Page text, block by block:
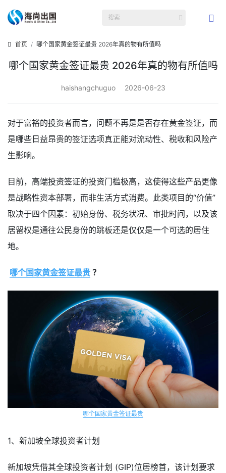
首页 哪个国家黄金签证最贵 2026年真的物有所值吗
哪个国家黄金签证最贵 2026年真的物有所值吗
haishangchuguo 2026-06-23
对于富裕的投资者而言，问题不再是是否存在黄金签证，而
是哪些日益昂贵的签证选项真正能对流动性、税收和风险产
生影响。
目前，高端投资签证的投资门槛极高，这使得这些产品更像
是战略性资本部署，而非生活方式消费。此类项目的“价值”
取决于四个因素：初始身份、税务状况、审批时间，以及该
居留权是通往公民身份的跳板还是仅仅是一个可选的居住
地。
哪个国家黄金签证最贵 ？
哪个国家黄金签证最贵
1、新加坡全球投资者计划
新加坡凭借其全球投资者计划 (GIP)位居榜首，该计划要求